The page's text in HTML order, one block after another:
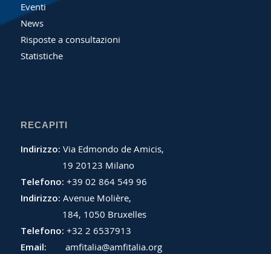
Eventi
News
Risposte a consultazioni
Statistiche
RECAPITI
Indirizzo: Via Edmondo de Amicis,
19 20123 Milano
Telefono: +39 02 864 549 96
Indirizzo: Avenue Molière,
184, 1050 Bruxelles
Telefono: +32 2 6537913
Email:
amfitalia@amfitalia.org